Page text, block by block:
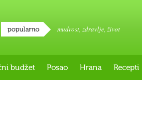
popularno mudrost, zdravlje, život
budžet Posao Hrana Recepti